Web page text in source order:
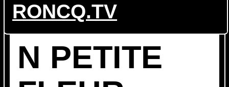
RONCQ.TV
EXPOSITIO
N PETITE